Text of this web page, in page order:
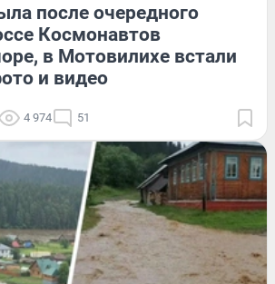
после очередного
Космонавтов
в Мотовилихе встали
и видео
4 974 51